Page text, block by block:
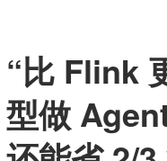
“比 Flink
型做